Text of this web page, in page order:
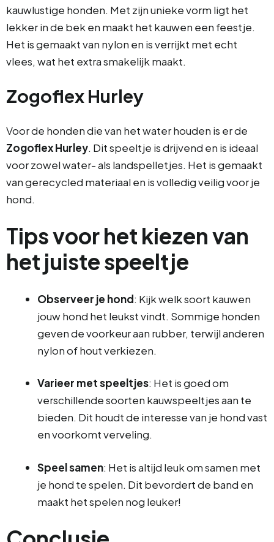
kauwlustige honden. Met zijn unieke vorm ligt het
lekker in de bek en maakt het kauwen een feestje.
Het is gemaakt van nylon en is verrijkt met echt
vlees, wat het extra smakelijk maakt.
Zogoflex Hurley
Voor de honden die van het water houden is er de
Zogoflex Hurley. Dit speeltje is drijvend en is ideaal
voor zowel water- als landspelletjes. Het is gemaakt
van gerecycled materiaal en is volledig veilig voor je
hond.
Tips voor het kiezen van
het juiste speeltje
Observeer je hond: Kijk welk soort kauwen
jouw hond het leukst vindt. Sommige honden
geven de voorkeur aan rubber, terwijl anderen
nylon of hout verkiezen.
Varieer met speeltjes: Het is goed om
verschillende soorten kauwspeeltjes aan te
bieden. Dit houdt de interesse van je hond vast
en voorkomt verveling.
Speel samen: Het is altijd leuk om samen met
je hond te spelen. Dit bevordert de band en
maakt het spelen nog leuker!